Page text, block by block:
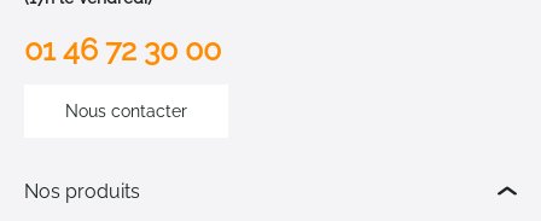
01 46 72 30 00
Nous contacter
Nos produits